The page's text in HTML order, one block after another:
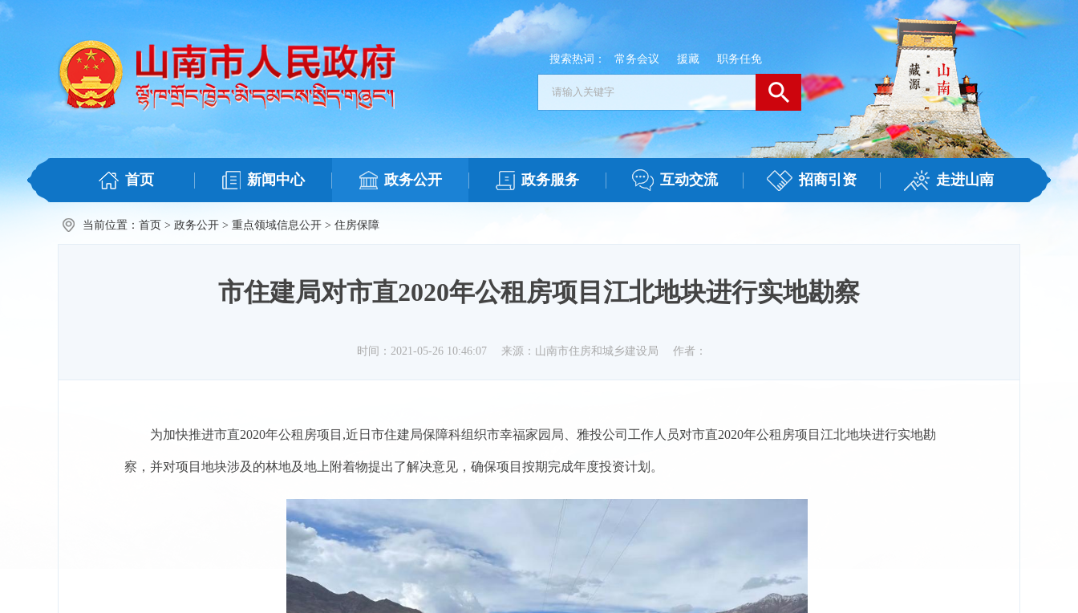
搜索热词： 常务会议 援藏 职务任免
首页 新闻中心 政务公开 政务服务 互动交流 招商引资 走进山南
当前位置： 首页 > 政务公开 > 重点领域信息公开 > 住房保障
市住建局对市直2020年公租房项目江北地块进行实地勘察
时间：2021-05-26 10:46:07 来源：山南市住房和城乡建设局 作者：
为加快推进市直2020年公租房项目,近日市住建局保障科组织市幸福家园局、雅投公司工作人员对市直2020年公租房项目江北地块进行实地勘
察，并对项目地块涉及的林地及地上附着物提出了解决意见，确保项目按期完成年度投资计划。